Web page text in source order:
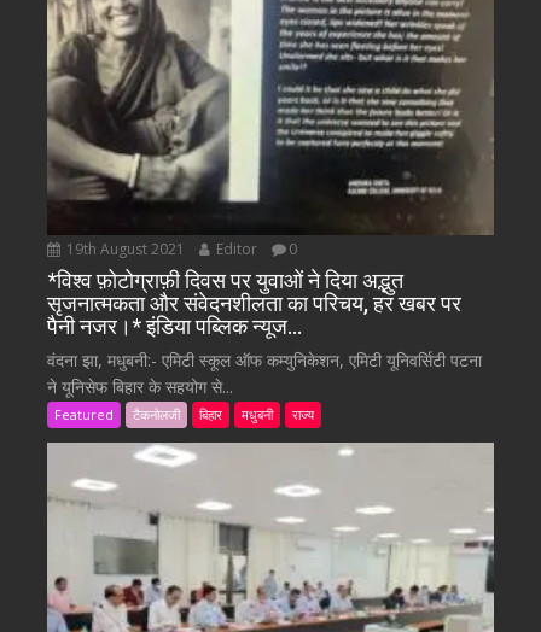
19th August 2021 Editor 0
*विश्व फ़ोटोग्राफ़ी दिवस पर युवाओं ने दिया अद्भुत
सृजनात्मकता और संवेदनशीलता का परिचय, हर खबर पर
पैनी नजर।* इंडिया पब्लिक न्यूज…
वंदना झा, मधुबनी:- एमिटी स्कूल ऑफ कम्युनिकेशन, एमिटी यूनिवर्सिटी पटना
ने यूनिसेफ बिहार के सहयोग से...
Featured टैकनोलजी बिहार मधुबनी राज्य